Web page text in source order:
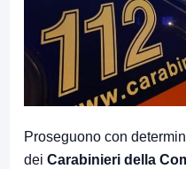
Proseguono con
dei Carabinieri della